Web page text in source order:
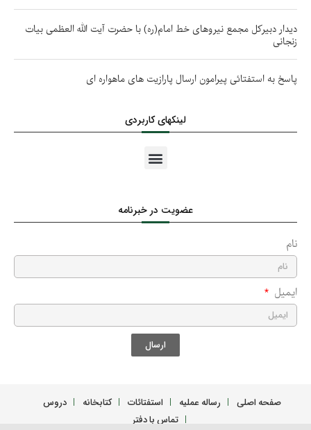
دیدار دبیرکل مجمع نیروهای خط امام(ره) با حضرت آیت الله العظمی بیات
زنجانی
پاسخ به استفتائی پیرامون ارسال پارازیت های ماهواره ای
لینکهای کاربردی
عضویت در خبرنامه
نام
ایمیل
ارسال
صفحه اصلی رساله عملیه استفتائات کتابخانه
دروس
تماس با دفتر